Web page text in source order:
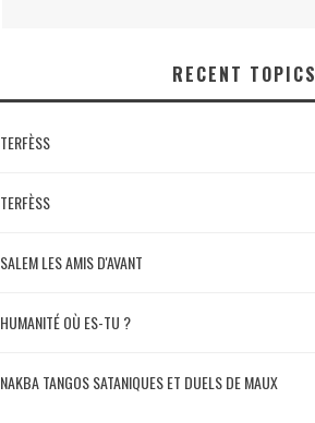
RECENT TOPICS
TERFÈSS
TERFÈSS
SALEM LES AMIS D'AVANT
HUMANITÉ OÙ ES-TU ?
NAKBA TANGOS SATANIQUES ET DUELS DE MAUX